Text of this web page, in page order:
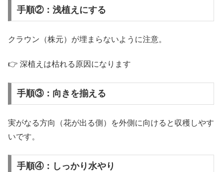
手順②：浅植えにする
クラウン（株元）が埋まらないように注意。
👉 深植えは枯れる原因になります
手順③：向きを揃える
実がなる方向（花が出る側）を外側に向けると収穫しやす
いです。
手順④：しっかり水やり